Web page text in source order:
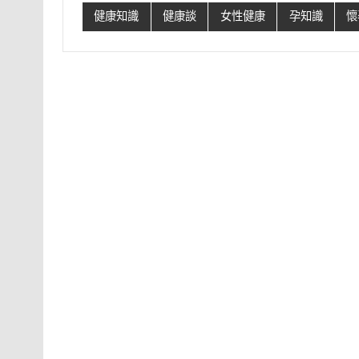
健康知識 健康談 女性健康 孕知識